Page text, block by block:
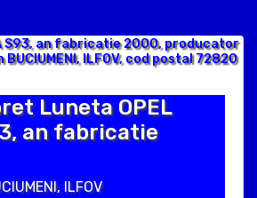
S93, an fabricatie 2000, producator
BUCIUMENI, ILFOV, cod postal 72820
Luneta OPEL
an fabricatie
ILFOV